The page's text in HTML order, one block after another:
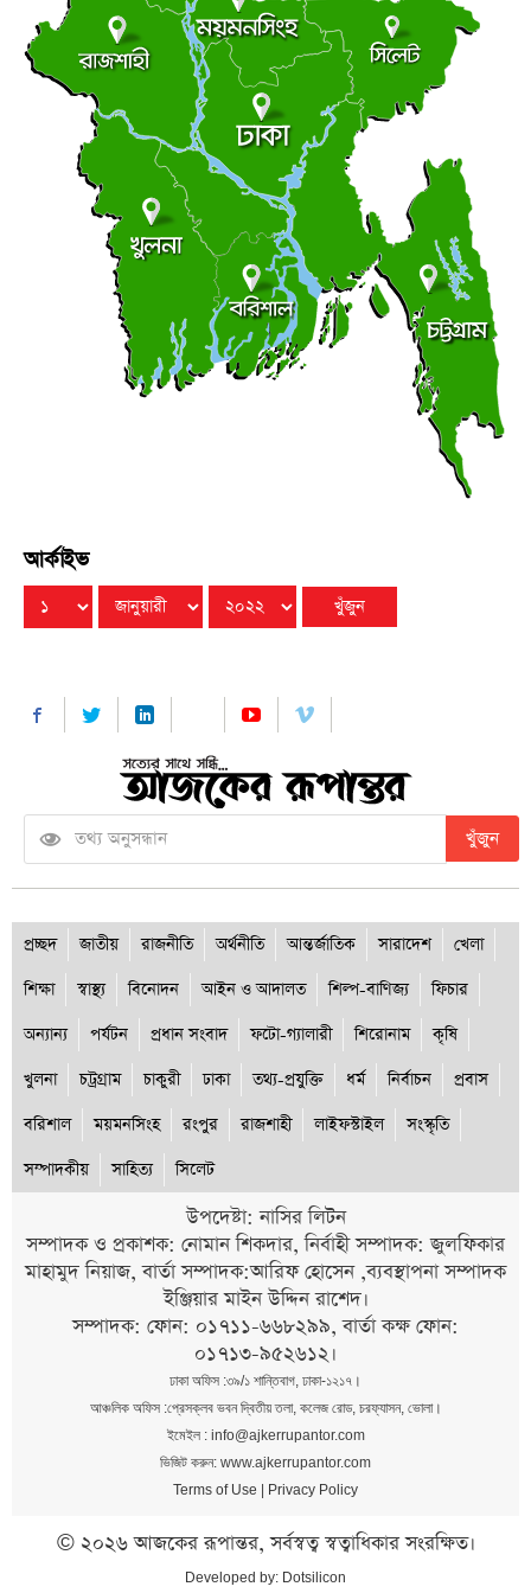
●তিন বছরেও শেষ হয়নি সাইক্লোন সেন্টার নির্মাণ,পরিদর্শনে
জলবায়ু ট্রাস্টের এমডি
শুক্রবার ● ৭ আগস্ট ২০২৬
ভূঞাপুরে লৌহজং নদীর মুখ খনন না করেই ৪৩ লাখ টাকা
কোষাগারে ফেরত
শুক্রবার ● ৭ আগস্ট ২০২৬
খুলনায় ধর্ষণ মামলায় ২ জনের যাবজ্জীবন
বৃহস্পতিবার ● ৬ আগস্ট ২০২৬
আর্কাইভ
খুঁজুন
প্রচ্ছদ জাতীয় রাজনীতি অর্থনীতি আন্তর্জাতিক সারাদেশ
খেলা
শিক্ষা
স্বাস্থ্য বিনোদন আইন ও আদালত শিল্প-বাণিজ্য
ফিচার
অন্যান্য
পর্যটন প্রধান সংবাদ ফটো-গ্যালারী শিরোনাম
কৃষি
খুলনা
চট্রগ্রাম চাকুরী ঢাকা তথ্য-প্রযুক্তি ধর্ম নির্বাচন
প্রবাস
বরিশাল
ময়মনসিংহ রংপুর রাজশাহী লাইফস্টাইল
সংস্কৃতি
সম্পাদকীয়
সাহিত্য সিলেট
উপদেষ্টা: নাসির লিটন
সম্পাদক ও প্রকাশক: নোমান শিকদার, নির্বাহী সম্পাদক: জুলফিকার
মাহামুদ নিয়াজ, বার্তা সম্পাদক:আরিফ হোসেন ,ব্যবস্থাপনা সম্পাদক
ইঞ্জিয়ার মাইন উদ্দিন রাশেদ।
সম্পাদক: ফোন: ০১৭১১-৬৬৮২৯৯, বার্তা কক্ষ ফোন:
০১৭১৩-৯৫২৬১২।
ঢাকা অফিস :৩৯/১ শান্তিবাগ, ঢাকা-১২১৭।
আঞ্চলিক অফিস :প্রেসক্লব ভবন দ্বিতীয় তলা, কলেজ রোড, চরফ্যাসন, ভোলা।
ইমেইল : info@ajkerrupantor.com
ভিজিট করুন: www.ajkerrupantor.com
Terms of Use | Privacy Policy
© ২০২৬ আজকের রূপান্তর, সর্বস্বত্ব স্বত্বাধিকার সংরক্ষিত।
Developed by: Dotsilicon